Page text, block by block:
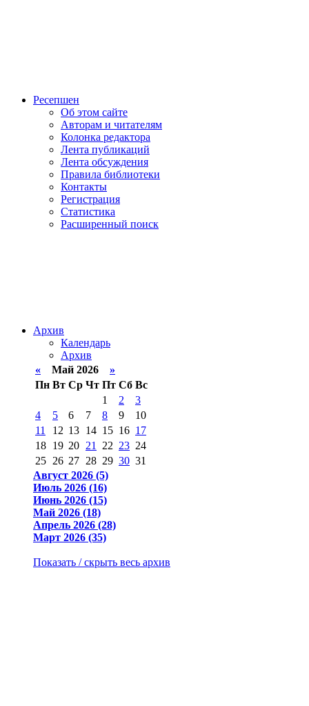
Ресепшен
Об этом сайте
Авторам и читателям
Колонка редактора
Лента публикаций
Лента обсуждения
Правила библиотеки
Контакты
Регистрация
Статистика
Расширенный поиск
Архив
Календарь
Архив
« Май 2026 »
Пн Вт Ср Чт Пт Сб Вс
1
2
3
4
5 6 7 8 9
10
11
12 13 14 15 16 17
18 19 20 21 22 23 24
25 26 27 28 29 30 31
Август 2026 (5)
Июль 2026 (16)
Июнь 2026 (15)
Май 2026 (18)
Апрель 2026 (28)
Март 2026 (35)
Показать / скрыть весь архив